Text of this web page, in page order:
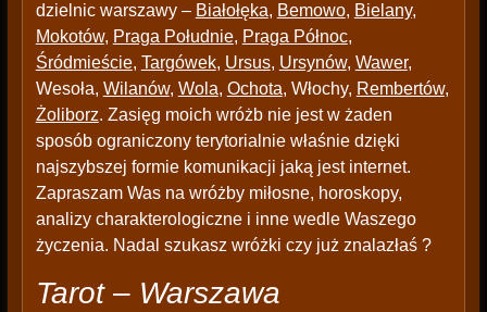
dzielnic warszawy – Białołęka, Bemowo, Bielany,
Mokotów, Praga Południe, Praga Północ,
Śródmieście, Targówek, Ursus, Ursynów, Wawer,
Wesoła, Wilanów, Wola, Ochota, Włochy, Rembertów,
Żoliborz. Zasięg moich wróżb nie jest w żaden
sposób ograniczony terytorialnie właśnie dzięki
najszybszej formie komunikacji jaką jest internet.
Zapraszam Was na wróżby miłosne, horoskopy,
analizy charakterologiczne i inne wedle Waszego
życzenia. Nadal szukasz wróżki czy już znalazłaś ?
Tarot – Warszawa